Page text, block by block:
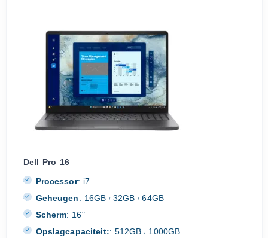
Dell Pro 16
Processor: i7
Geheugen: 16GB/ 32GB/ 64GB
Scherm: 16"
Opslagcapaciteit:: 512GB/ 1000GB